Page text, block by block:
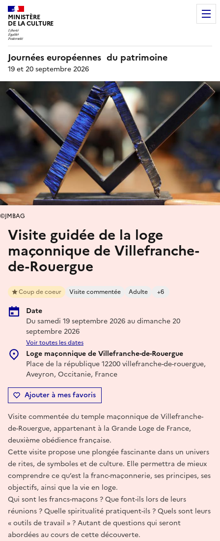
MINISTÈRE
DE LA CULTURE
Journées européennes du patrimoine
19 et 20 septembre 2026
Visite guidée de la loge
maçonnique de Villefranche-
de-Rouergue
Coup de coeur Visite commentée Adulte +6
Date
Du samedi 19 septembre 2026 au dimanche 20
septembre 2026
Voir toutes les dates
Loge maçonnique de Villefranche-de-Rouergue
Place de la république 12200 villefranche-de-rouergue,
Aveyron, Occitanie, France
Ajouter à mes favoris
©JMBAG
Visite commentée du temple maçonnique de Villefranche-
de-Rouergue, appartenant à la Grande Loge de France,
deuxième obédience française.
Cette visite propose une plongée fascinante dans un univers
de rites, de symboles et de culture. Elle permettra de mieux
comprendre ce qu’est la franc-maçonnerie, ses principes, ses
objectifs, ainsi que la vie en loge.
Qui sont les francs-maçons ? Que font-ils lors de leurs
réunions ? Quelle spiritualité pratiquent-ils ? Quels sont leurs
« outils de travail » ? Autant de questions qui seront
abordées au cours de cette découverte.